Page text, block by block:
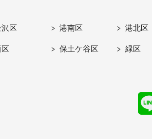
沢区 港南区 港北区
保土ケ谷区 緑区